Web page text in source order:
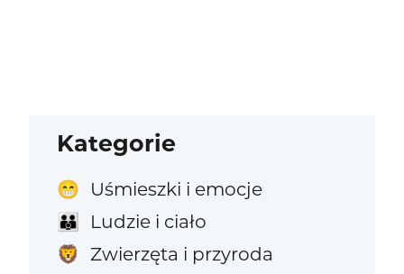
Kategorie
😁 Uśmieszki i emocje
👪 Ludzie i ciało
🦁 Zwierzęta i przyroda